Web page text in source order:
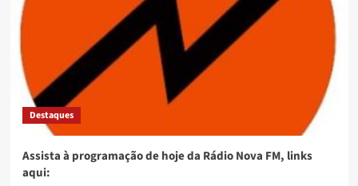
Destaques
Assista à programação de hoje da Rádio Nova FM, links
aqui: